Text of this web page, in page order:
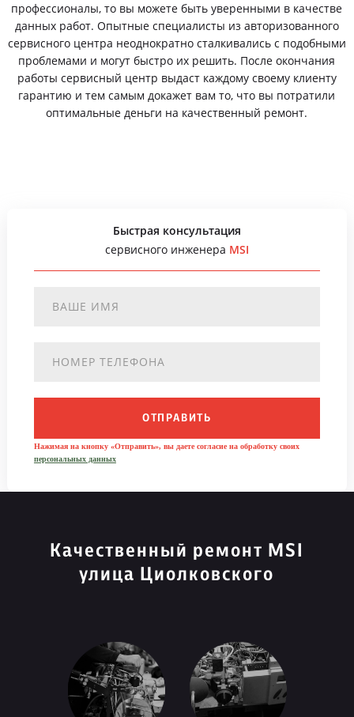
профессионалы, то вы можете быть уверенными в качестве
данных работ. Опытные специалисты из авторизованного
сервисного центра неоднократно сталкивались с подобными
проблемами и могут быстро их решить. После окончания
работы сервисный центр выдаст каждому своему клиенту
гарантию и тем самым докажет вам то, что вы потратили
оптимальные деньги на качественный ремонт.
Быстрая консультация
сервисного инженера MSI
ОТПРАВИТЬ
Нажимая на кнопку «Отправить», вы даете согласие на обработку своих
персональных данных
Качественный ремонт MSI
улица Циолковского